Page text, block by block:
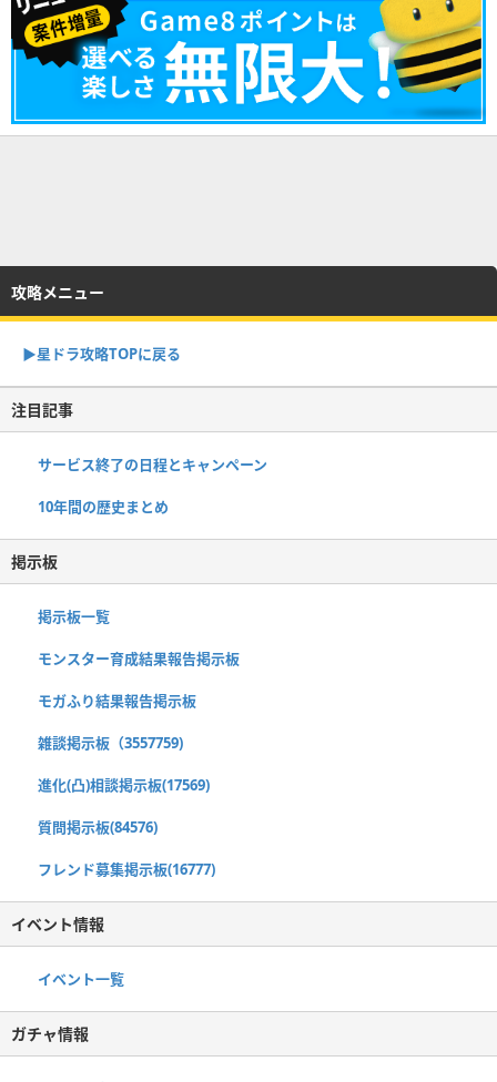
攻略メニュー
▶︎星ドラ攻略TOPに戻る
注目記事
サービス終了の日程とキャンペーン
10年間の歴史まとめ
掲示板
掲示板一覧
モンスター育成結果報告掲示板
モガふり結果報告掲示板
雑談掲示板（3557759)
進化(凸)相談掲示板(17569)
質問掲示板(84576)
フレンド募集掲示板(16777)
イベント情報
イベント一覧
ガチャ情報